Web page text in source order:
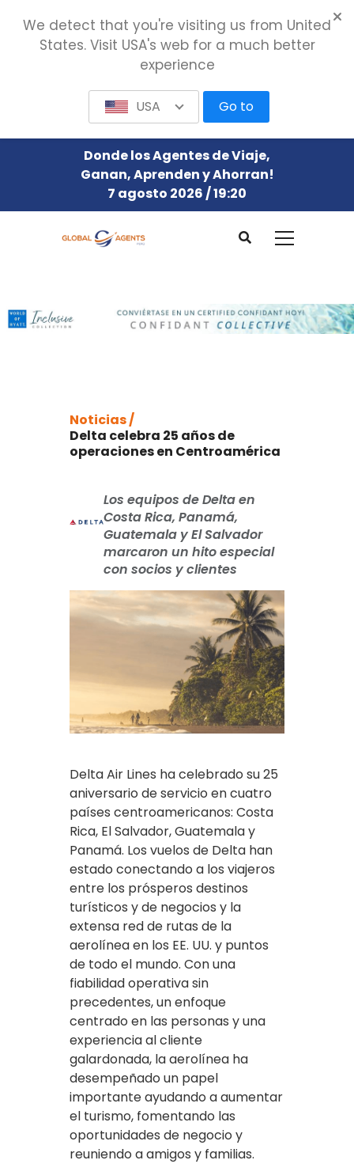
Donde los Agentes de Viaje,
Ganan, Aprenden y Ahorran!
7 agosto 2026 / 19:20
Noticias /
Delta celebra 25 años de
operaciones en Centroamérica
Los equipos de Delta en
Costa Rica, Panamá,
Guatemala y El Salvador
marcaron un hito especial
con socios y clientes
Delta Air Lines ha celebrado su 25
aniversario de servicio en cuatro
países centroamericanos: Costa
Rica, El Salvador, Guatemala y
Panamá. Los vuelos de Delta han
estado conectando a los viajeros
entre los prósperos destinos
turísticos y de negocios y la
extensa red de rutas de la
aerolínea en los EE. UU. y puntos
de todo el mundo. Con una
fiabilidad operativa sin
precedentes, un enfoque
centrado en las personas y una
experiencia al cliente
galardonada, la aerolínea ha
desempeñado un papel
importante ayudando a aumentar
el turismo, fomentando las
oportunidades de negocio y
reuniendo a amigos y familias.
We detect that you're visiting us from United
States. Visit USA's web for a much better
experience
USA Go to